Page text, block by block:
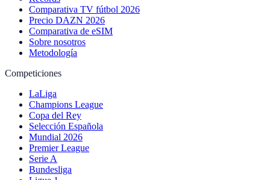
Comparativa TV fútbol 2026
Precio DAZN 2026
Comparativa de eSIM
Sobre nosotros
Metodología
Competiciones
LaLiga
Champions League
Copa del Rey
Selección Española
Mundial 2026
Premier League
Serie A
Bundesliga